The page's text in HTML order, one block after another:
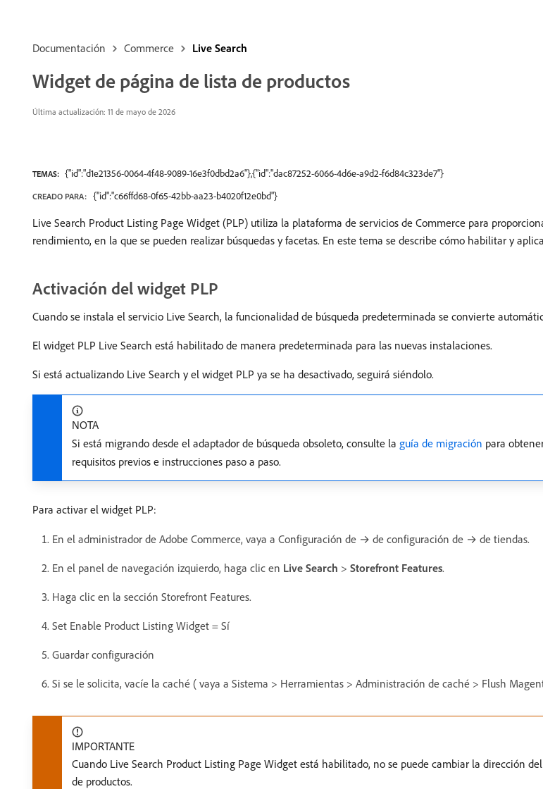
Documentación Commerce Live Search
Widget de página de lista de productos
Última actualización: 11 de mayo de 2026
TEMAS: {"id":"d1e21356-0064-4f48-9089-16e3f0dbd2a6"},{"id":"dac87252-6066-4d6e-a9d2-f6d84c323de7"}
CREADO PARA: {"id":"c66ffd68-0f65-42bb-aa23-b4020f12e0bd"}
Live Search Product Listing Page Widget (PLP) utiliza la plataforma de servicios de Commerce para
rendimiento, en la que se pueden realizar búsquedas y facetas. En este tema se describe cómo habilitar y
Activación del widget PLP
Cuando se instala el servicio Live Search, la funcionalidad de búsqueda predeterminada se convierte
El widget PLP Live Search está habilitado de manera predeterminada para las nuevas instalaciones.
Si está actualizando Live Search y el widget PLP ya se ha desactivado, seguirá siéndolo.
NOTA
Si está migrando desde el adaptador de búsqueda obsoleto, consulte la guía de migración para
requisitos previos e instrucciones paso a paso.
Para activar el widget PLP:
En el administrador de Adobe Commerce, vaya a Configuración de → de configuración de → de tiendas.
En el panel de navegación izquierdo, haga clic en Live Search > Storefront Features.
Haga clic en la sección Storefront Features.
Set Enable Product Listing Widget = Sí
Guardar configuración
Si se le solicita, vacíe la caché ( vaya a Sistema > Herramientas > Administración de caché > Flush
IMPORTANTE
Cuando Live Search Product Listing Page Widget está habilitado, no se puede cambiar la dirección
de productos.